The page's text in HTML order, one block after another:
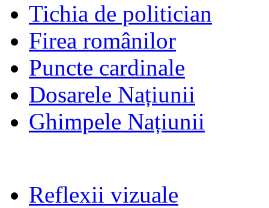
Tichia de politician
Firea românilor
Puncte cardinale
Dosarele Națiunii
Ghimpele Națiunii
Reflexii vizuale